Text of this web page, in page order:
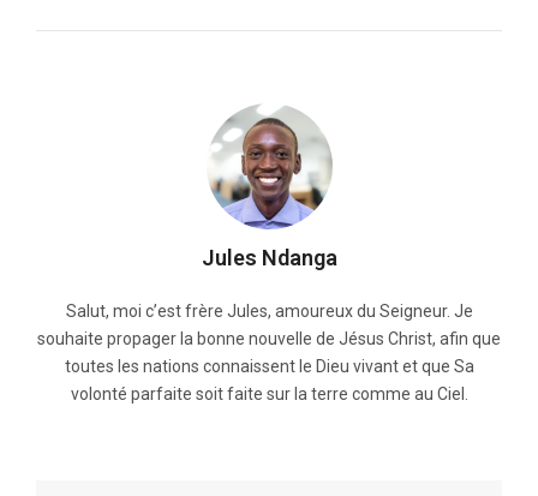
Jules Ndanga
Salut, moi c’est frère Jules, amoureux du Seigneur. Je
souhaite propager la bonne nouvelle de Jésus Christ, afin que
toutes les nations connaissent le Dieu vivant et que Sa
volonté parfaite soit faite sur la terre comme au Ciel.